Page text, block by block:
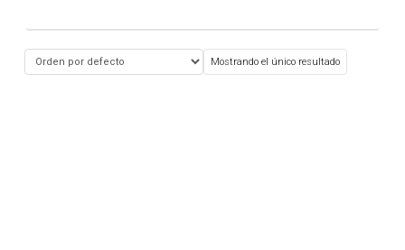
Mostrando el único resultado